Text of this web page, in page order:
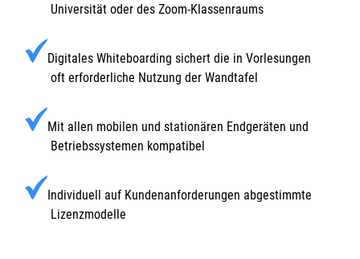
Universität oder des Zoom-Klassenraums
Digitales Whiteboarding sichert die in Vorlesungen
oft erforderliche Nutzung der Wandtafel
Mit allen mobilen und stationären Endgeräten und
Betriebssystemen kompatibel
Individuell auf Kundenanforderungen abgestimmte
Lizenzmodelle